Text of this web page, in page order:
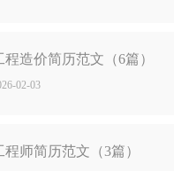
程造价简历范文（6篇）
02-03
程师简历范文（3篇）